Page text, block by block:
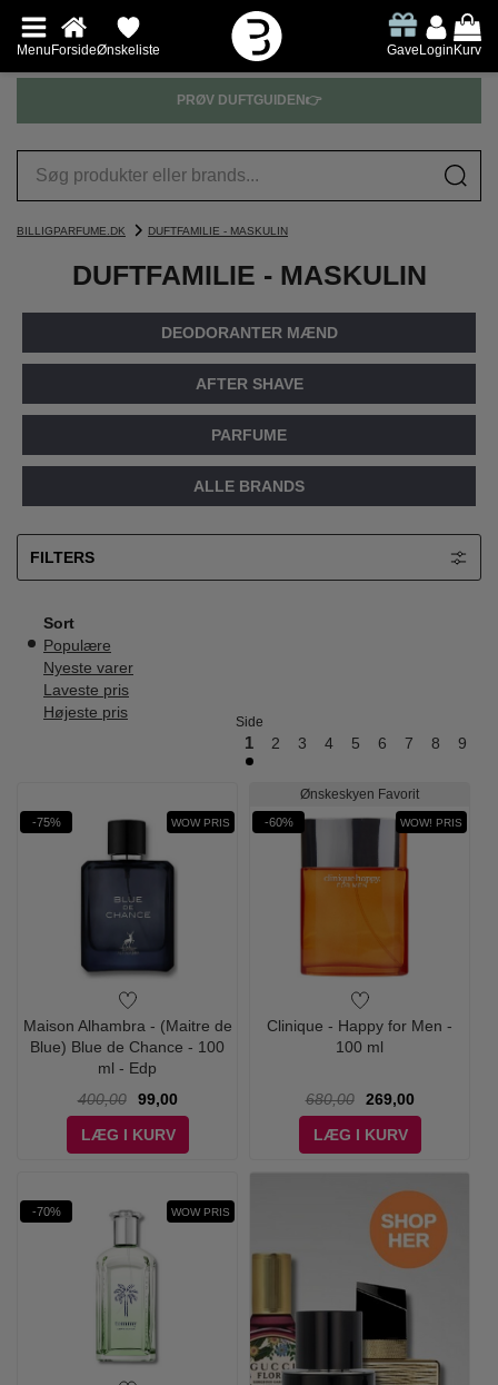
MenuForsideØnskeliste GaveLoginKurv
PRØV DUFTGUIDEN👉
BILLIGPARFUME.DK DUFTFAMILIE - MASKULIN
DUFTFAMILIE - MASKULIN
DEODORANTER MÆND
AFTER SHAVE
PARFUME
ALLE BRANDS
FILTERS
Sort
Populære
Nyeste varer
Laveste pris
Højeste pris
Side
1 2 3 4 5 6 7 8 9
-75% WOW PRIS
Maison Alhambra - (Maitre de
Blue) Blue de Chance - 100
ml - Edp
400,00
99,00
LÆG I KURV
Ønskeskyen Favorit
-60% WOW! PRIS
Clinique - Happy for Men -
100 ml
680,00
269,00
LÆG I KURV
-70% WOW PRIS